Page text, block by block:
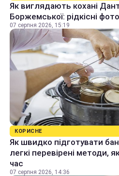
Як виглядають кохані
Боржемської: рідкісні
07 серпня 2026, 15:19
КОРИСНЕ
Як швидко підготувати
легкі перевірені методи,
час
07 серпня 2026, 14:36